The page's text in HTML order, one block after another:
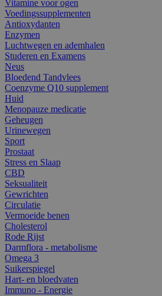
Vitamine voor ogen
Voedingssupplementen
Antioxydanten
Enzymen
Luchtwegen en ademhalen
Studeren en Examens
Neus
Bloedend Tandvlees
Coenzyme Q10 supplement
Huid
Menopauze medicatie
Geheugen
Urinewegen
Sport
Prostaat
Stress en Slaap
CBD
Seksualiteit
Gewrichten
Circulatie
Vermoeide benen
Cholesterol
Rode Rijst
Darmflora - metabolisme
Omega 3
Suikerspiegel
Hart- en bloedvaten
Immuno - Energie